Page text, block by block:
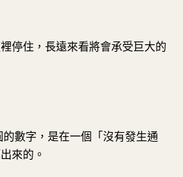
停住，長遠來看將會承受巨大的
數字，是在一個「沒有發生通
來的。